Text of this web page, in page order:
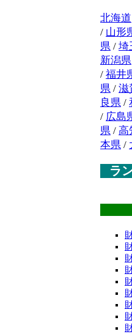
北海道
/ 山形
県 / 埼
新潟県
/ 福井
県 / 滋
良県 /
/ 広島
県 / 高
本県 /
ラ